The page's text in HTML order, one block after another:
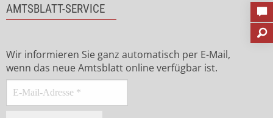
AMTSBLATT-SERVICE
Wir informieren Sie ganz automatisch per E-Mail,
wenn das neue Amtsblatt online verfügbar ist.